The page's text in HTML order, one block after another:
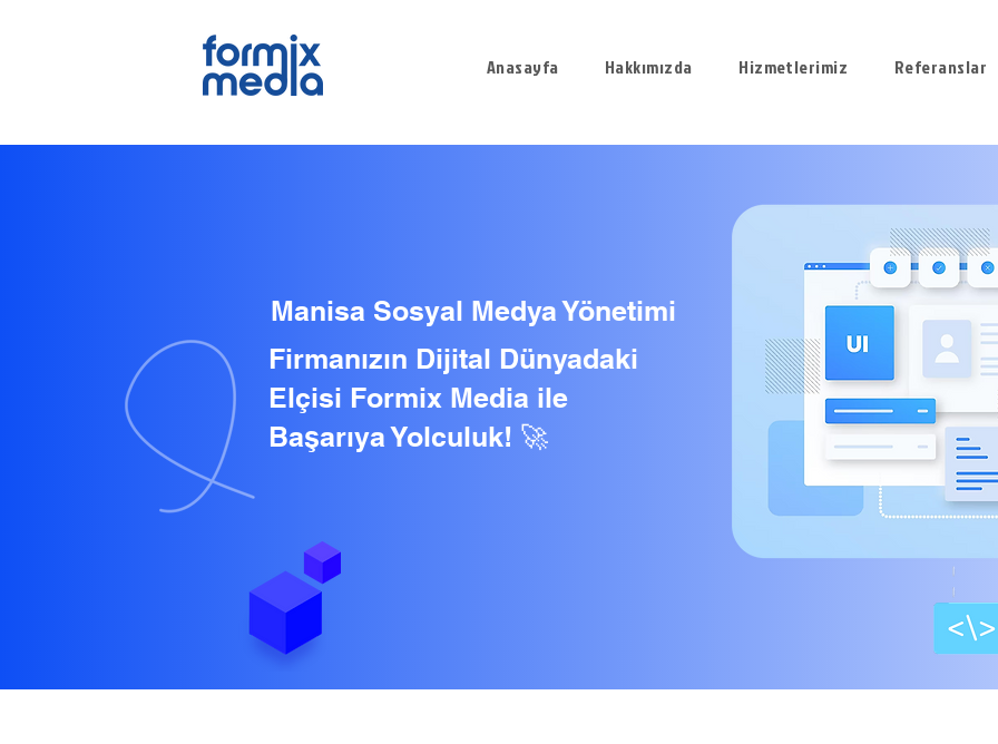
Anasayfa Hakkımızda Hizmetlerimiz Referanslar
Manisa Sosyal Medya Yönetimi
Firmanızın Dijital Dünyadaki
Elçisi Formix Media ile
Başarıya Yolculuk! 🚀